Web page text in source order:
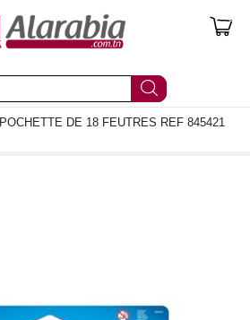
0
POCHETTE DE 18 FEUTRES REF 845421